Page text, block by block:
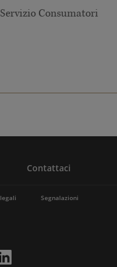
Servizio Consumatori
Contattaci
Segnalazioni